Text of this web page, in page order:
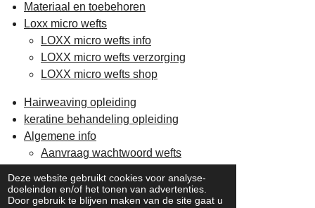
Deze website gebruikt cookies voor analyse-
doeleinden en/of het tonen van advertenties.
Door gebruik te blijven maken van de site gaat u
Materiaal en toebehoren
Loxx micro wefts
LOXX micro wefts info
LOXX micro wefts verzorging
LOXX micro wefts shop
Hairweaving opleiding
keratine behandeling opleiding
Algemene info
Aanvraag wachtwoord wefts
Contact